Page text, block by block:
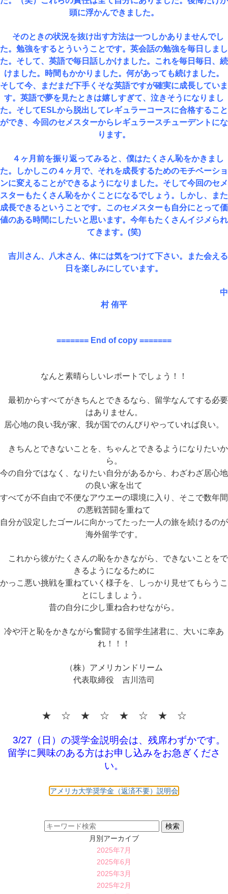
頭に浮かんできました。
そのときの状況を抜け出す方法は一つしかありませんでし
た。勉強をするとういうことです。英会話の勉強を毎日しまし
た。そして、英語で毎日話しかけました。これを毎日毎日、続
けました。時間もかかりました。何があっても続けました。
そして今、まだまだ下手くそな英語ですが確実に成長していま
す。英語で夢を見たときは嬉しすぎて、泣きそうになりまし
た。そしてESLから脱出してレギュラーコースに合格すること
ができ、今回のセメスターからレギュラースチューデントにな
ります。
４ヶ月前を振り返ってみると、僕はたくさん恥をかきまし
た。しかしこの４ヶ月で、それを成長するためのモチベーショ
ンに変えることができるようになりました。そして今回のセメ
スターもたくさん恥をかくことになるでしょう。しかし、また
成長できるということです。このセメスターも自分にとって価
値のある時間にしたいと思います。今年もたくさんイジメられ
てきます。(笑)
吉川さん、八木さん、体には気をつけて下さい。また会える
日を楽しみにしています。
中
村 侑平
======= End of copy =======
なんと素晴らしいレポートでしょう！！
最初からすべてがきちんとできるなら、留学なんてする必要
はありません。
居心地の良い我が家、我が国でのんびりやっていれば良い。
きちんとできないことを、ちゃんとできるようになりたいか
ら。
今の自分ではなく、なりたい自分があるから、わざわざ居心地
の良い家を出て
すべてが不自由で不便なアウエーの環境に入り、そこで数年間
の悪戦苦闘を重ねて
自分が設定したゴールに向かってたった一人の旅を続けるのが
海外留学です。
これから彼がたくさんの恥をかきながら、できないことをで
きるようになるために
かっこ悪い挑戦を重ねていく様子を、しっかり見せてもらうこ
とにしましょう。
昔の自分に少し重ね合わせながら。
冷や汗と恥をかきながら奮闘する留学生諸君に、大いに幸あ
れ！！！
（株）アメリカンドリーム
代表取締役 吉川浩司
★ ☆ ★ ☆ ★ ☆ ★ ☆
3/27（日）の奨学金説明会は、残席わずかです。
留学に興味のある方はお申し込みをお急ぎくださ
い。
アメリカ大学奨学金（返済不要）説明会
月別アーカイブ
2025年7月
2025年6月
2025年3月
2025年2月